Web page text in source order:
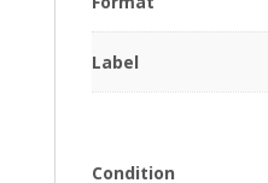
Label
Condition